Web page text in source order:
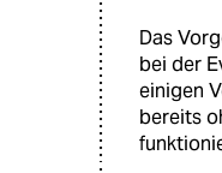
Das
bei der
einigen
bereits